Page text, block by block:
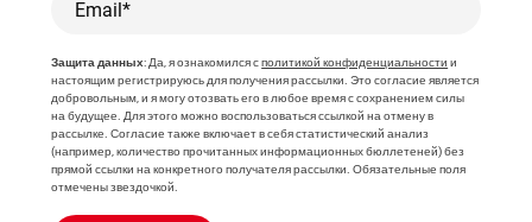
Email*
Защита данных: Да, я ознакомился сполитикой конфиденциальности и
настоящим регистрируюсь для получения рассылки. Это согласие является
добровольным, и я могу отозвать его в любое время с сохранением силы
на будущее. Для этого можно воспользоваться ссылкой на отмену в
рассылке. Согласие также включает в себя статистический анализ
(например, количество прочитанных информационных бюллетеней) без
прямой ссылки на конкретного получателя рассылки. Обязательные поля
отмечены звездочкой.